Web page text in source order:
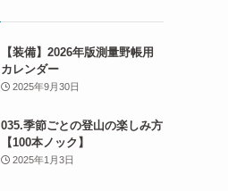
【装備】2026年版測量野帳用
カレンダー
2025年9月30日
035.季節ごとの登山の楽しみ方
【100本ノック】
2025年1月3日